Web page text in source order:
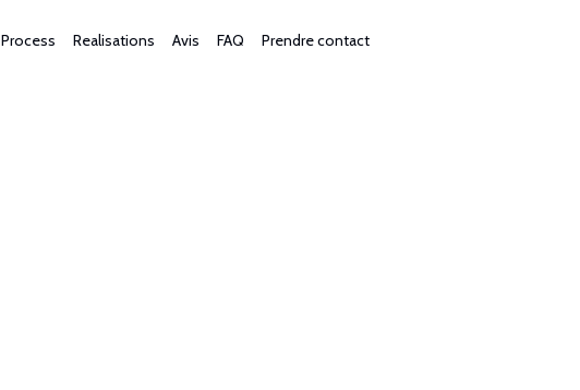
Process Realisations Avis FAQ Prendre contact